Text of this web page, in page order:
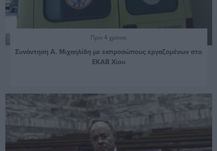
Πριν 4 χρόνια
Συνάντηση Α. Μιχαηλίδη με εκπροσώπους εργαζομένων στο
ΕΚΑΒ Χίου